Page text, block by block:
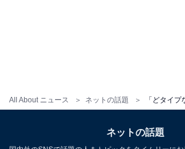
All About ニュース ネットの話題
ネットの話題